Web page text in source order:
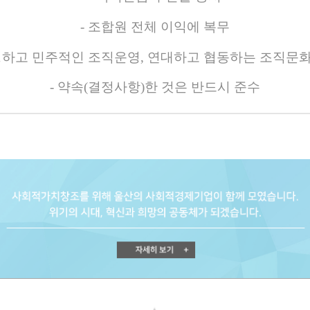
- 조합원 전체 이익에 복무
고 민주적인 조직운영, 연대하고 협동하는 조직문
- 약속(결정사항)한 것은 반드시 준수